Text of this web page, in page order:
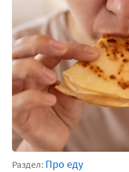
Раздел: Про еду